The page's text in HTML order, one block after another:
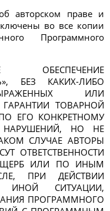
авторском праве и
во все копии
Программного
ОБЕСПЕЧЕНИЕ
БЕЗ КАКИХ-ЛИБО
ИЛИ
ТОВАРНОЙ
ЕГО КОНКРЕТНОМУ
НАРУШЕНИЙ, НО НЕ
СЛУЧАЕ АВТОРЫ
ОТВЕТСТВЕННОСТИ
ИЛИ ПО ИНЫМ
ПРИ ДЕЙСТВИИ
ИНОЙ СИТУАЦИИ,
ПРОГРАММНОГО